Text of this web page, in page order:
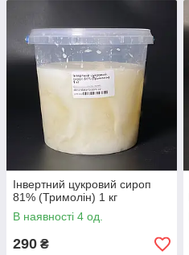
Інвертний цукровий сироп
81% (Тримолін) 1 кг
В наявності 4 од.
290 ₴